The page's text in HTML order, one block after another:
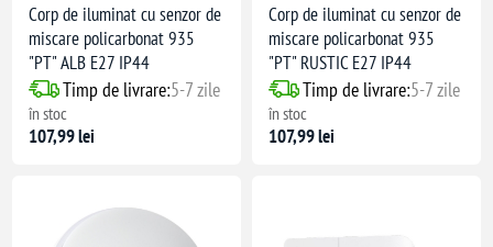
Corp de iluminat cu senzor de
miscare policarbonat 935
"PT" ALB E27 IP44
Timp de livrare:5-7 zile
în stoc
107,99 lei
Corp de iluminat cu senzor de
miscare policarbonat 935
"PT" RUSTIC E27 IP44
Timp de livrare:5-7 zile
în stoc
107,99 lei